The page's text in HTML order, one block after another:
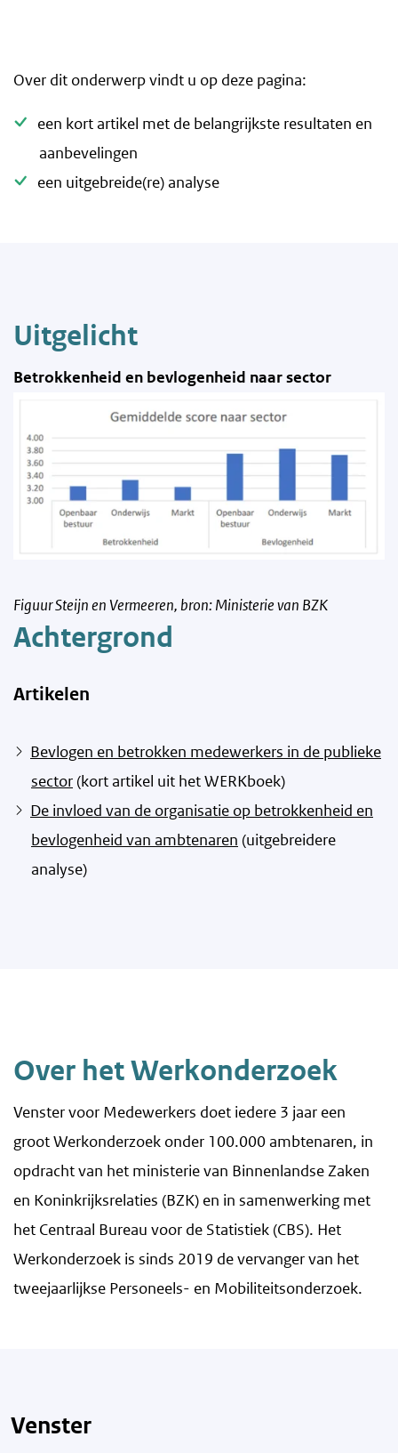
Over dit onderwerp vindt u op deze pagina:
een kort artikel met de belangrijkste resultaten en
aanbevelingen
een uitgebreide(re) analyse
Uitgelicht
Betrokkenheid en bevlogenheid naar sector
Figuur Steijn en Vermeeren, bron: Ministerie van BZK
Achtergrond
Artikelen
Bevlogen en betrokken medewerkers in de publieke
sector (kort artikel uit het WERKboek)
De invloed van de organisatie op betrokkenheid en
bevlogenheid van ambtenaren (uitgebreidere
analyse)
Over het Werkonderzoek
Venster voor Medewerkers doet iedere 3 jaar een
groot Werkonderzoek onder 100.000 ambtenaren, in
opdracht van het ministerie van Binnenlandse Zaken
en Koninkrijksrelaties (BZK) en in samenwerking met
het Centraal Bureau voor de Statistiek (CBS). Het
Werkonderzoek is sinds 2019 de vervanger van het
tweejaarlijkse Personeels- en Mobiliteitsonderzoek.
Venster